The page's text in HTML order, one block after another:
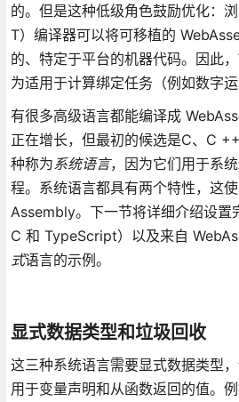
的。但是这种低级角色鼓励优化：
T）编译器可以将可移植的
的、特定于平台的机器代码。因此
为适用于计算绑定任务（例如数字运
有很多高级语言都能编译成
正在增长，但最初的候选是C、C
种称为系统语言，因为它们用于系
程。系统语言都具有两个特性，这
Assembly。下一节将详细介绍设置
C 和 TypeScript）以及来自
式语言的示例。
显式数据类型和垃圾回收
这三种系统语言需要显式数据类型
用于变量声明和从函数返回的值。